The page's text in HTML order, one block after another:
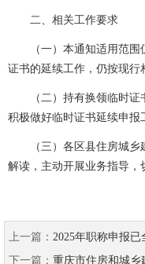
二、相关工作要求
（一）本通知适用范
证书的延续工作，仍按现行
（二）持有换领临时
积极做好临时证书延续申报
（三）各区县住房城
解读，主动开展业务指导，
上一篇： 2025年职称申报
下一篇： 重庆市住房和城乡